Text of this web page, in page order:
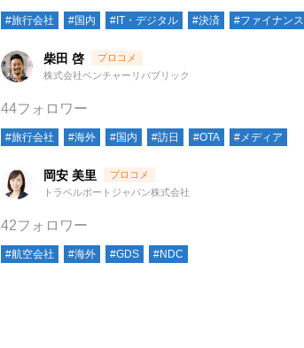
#旅行会社 #国内 #IT・デジタル #決済 #ファイナンス
柴田 啓
株式会社ベンチャーリパブリック
44フォロワー
#旅行会社 #海外 #国内 #訪日 #OTA #メディア
岡安 美里
トラベルポートジャパン株式会社
42フォロワー
#航空会社 #海外 #GDS #NDC